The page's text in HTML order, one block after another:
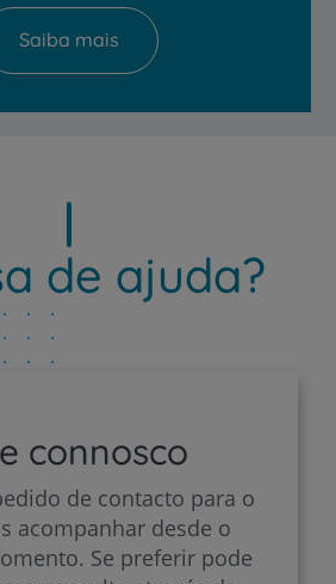
Saiba mais
de ajuda?
connosco
de contacto para o
acompanhar desde o
Se preferir pode